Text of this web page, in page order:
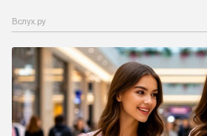
Вслух.ру